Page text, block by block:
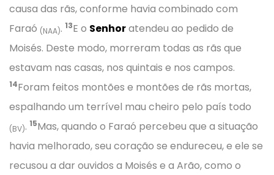
causa das rãs, conforme havia combinado com
Faraó (NAA). 13E o Senhoratendeu ao pedido de
Moisés. Deste modo, morreram todas as rãs que
estavam nas casas, nos quintais e nos campos.
14Foram feitos montões e montões de rãs mortas,
espalhando um terrível mau cheiro pelo país todo
(BV). 15Mas, quando o Faraó percebeu que a situação
havia melhorado, seu coração se endureceu, e ele se
recusou a dar ouvidos a Moisés e a Arão, como o